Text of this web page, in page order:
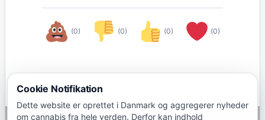
(0) (0) (0) (0)
Cookie Notifikation
Dette website er oprettet i Danmark og aggregerer nyheder
om cannabis fra hele verden. Derfor kan indhold